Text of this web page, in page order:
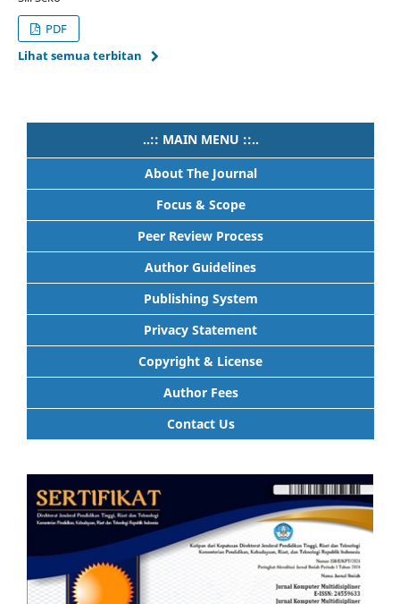
PDF
Lihat semua terbitan
..:: MAIN MENU ::..
About The Journal
Focus & Scope
Peer Review Process
Author Guidelines
Publishing System
Privacy Statement
Copyright & License
Author Fees
Contact Us